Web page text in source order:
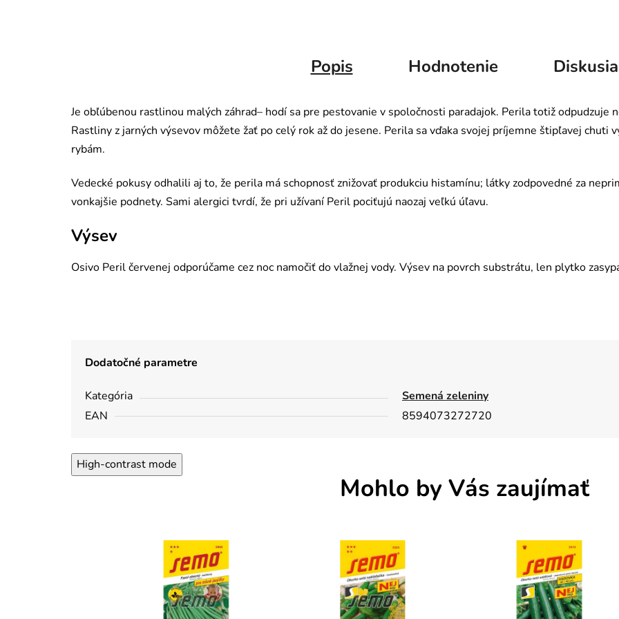
Popis Hodnotenie Diskusia
Je obľúbenou rastlinou malých záhrad– hodí sa pre pestovanie v spoločnosti paradajok. Perila totiž odpudzuje
Rastliny z jarných výsevov môžete žať po celý rok až do jesene. Perila sa vďaka svojej príjemne štipľavej chuti
rybám.
Vedecké pokusy odhalili aj to, že perila má schopnosť znižovať produkciu histamínu; látky zodpovedné za
vonkajšie podnety. Sami alergici tvrdí, že pri užívaní Peril pociťujú naozaj veľkú úľavu.
Výsev
Osivo Peril červenej odporúčame cez noc namočiť do vlažnej vody. Výsev na povrch substrátu, len plytko
Dodatočné parametre
Kategória
Semená zeleniny
EAN
8594073272720
High-contrast mode
Mohlo by Vás zaujímať